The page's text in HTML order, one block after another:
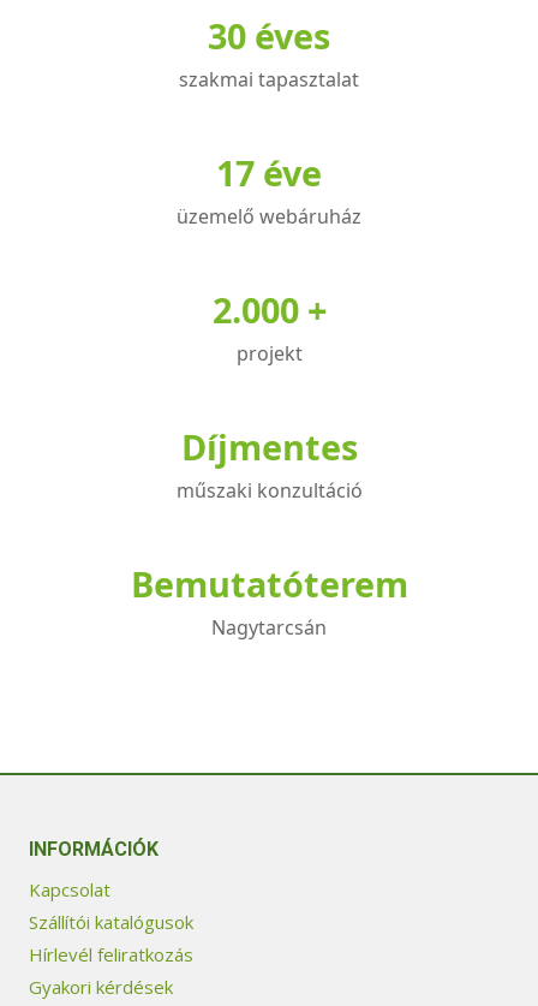
30 éves
szakmai tapasztalat
17 éve
üzemelő webáruház
2.000 +
projekt
Díjmentes
műszaki konzultáció
Bemutatóterem
Nagytarcsán
INFORMÁCIÓK
Kapcsolat
Szállítói katalógusok
Hírlevél feliratkozás
Gyakori kérdések